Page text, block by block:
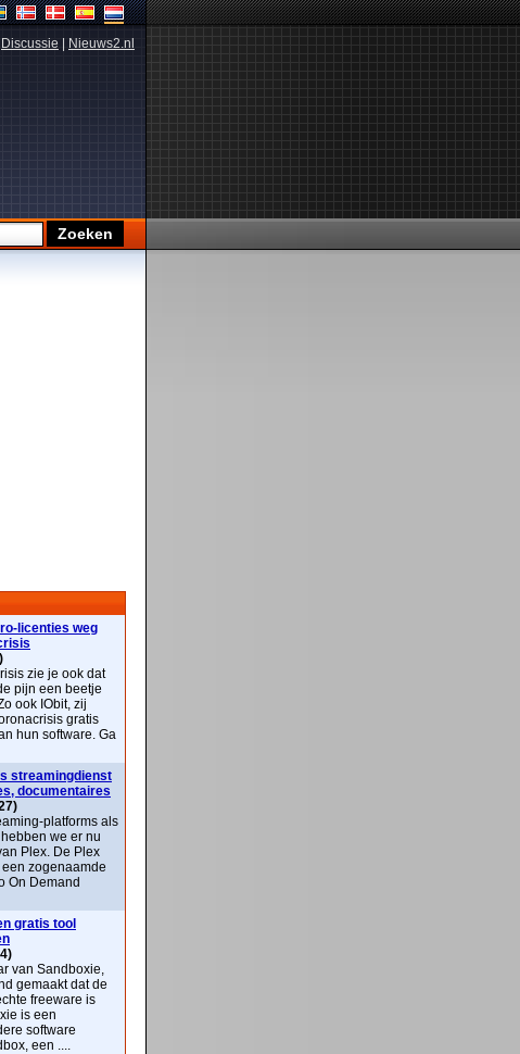
Discussie Nieuws2.nl
licenties weg
zie je ook dat
pijn een beetje
ook IObit, zij
gratis
hun software. Ga
streamingdienst
documentaires
platforms als
we er nu
Plex. De Plex
zogenaamde
On Demand
gratis tool
van Sandboxie,
gemaakt dat de
freeware is
is een
software
een ....